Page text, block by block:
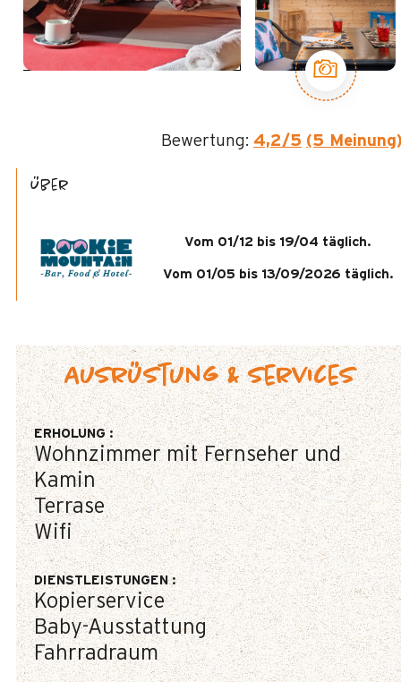
Bewertung: 4,2/5 (5
Über
Vom 01/12 bis 19/04 täglich.
Vom 01/05 bis 13/09/2026 täglich.
Ausrüstung & Services
ERHOLUNG :
Wohnzimmer mit Fernseher und
Kamin
Terrase
Wifi
DIENSTLEISTUNGEN:
Kopierservice
Baby-Ausstattung
Fahrradraum